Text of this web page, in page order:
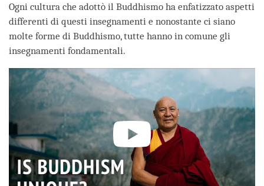
Ogni cultura che adottò il Buddhismo ha enfatizzato aspetti
differenti di questi insegnamenti e nonostante ci siano
molte forme di Buddhismo, tutte hanno in comune gli
insegnamenti fondamentali.